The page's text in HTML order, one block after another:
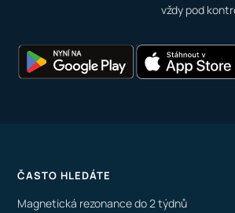
vždy pod
ČASTO HLEDÁTE
Magnetická rezonance do 2 týdnů